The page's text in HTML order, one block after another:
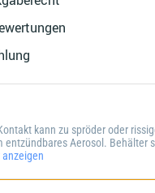
kann zu spröder oder
entzündbares Aerosol. Behälter
anzeigen